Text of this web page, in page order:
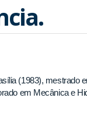
(1983), mestrado
em Mecânica e